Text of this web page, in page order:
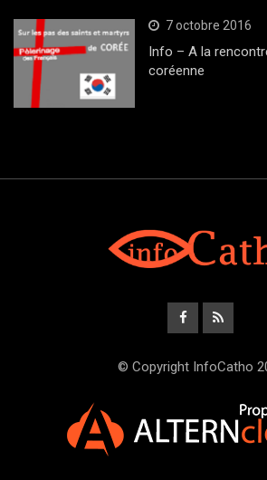
7 octobre 2016
Info – A la
coréenne
© Copyright InfoCatho